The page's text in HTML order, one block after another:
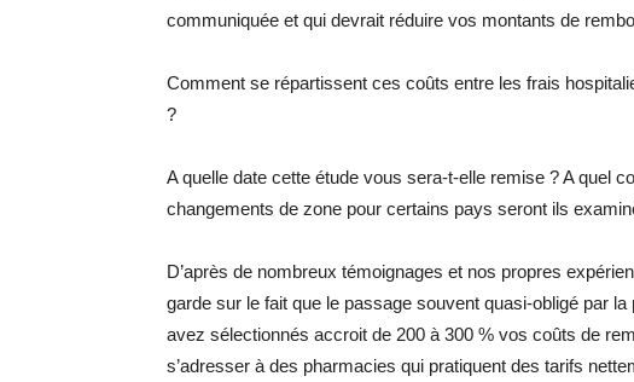
communiquée et qui devrait réduire vos montants de
Comment se répartissent ces coûts entre les frais
?
A quelle date cette étude vous sera-t-elle remise ? A quel
changements de zone pour certains pays seront ils
D’après de nombreux témoignages et nos propres
garde sur le fait que le passage souvent quasi-obligé par
avez sélectionnés accroit de 200 à 300 % vos coûts de
s’adresser à des pharmacies qui pratiquent des tarifs